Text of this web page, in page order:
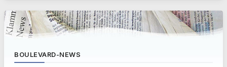
BOULEVARD-NEWS